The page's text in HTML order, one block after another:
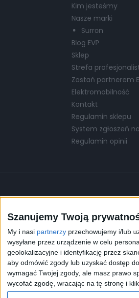
Szanujemy Twoją
My i nasi partnerzy przechowujemy i/lub
wysyłane przez urządzenie w celu
geolokalizacyjne i identyfikację przez
aby odmówić zgody lub uzyskać dostęp
wymagać Twojej zgody, ale masz prawo
wycofać zgodę, wracając na tę stronę i
Kim jesteśmy
Nasze marki
Surron
Blog EVP
Sklep
Strefa
Zostań partnerem
Elektromobilność
Kontakt
Regulamin sklepu
System zgłoszeń
Regulamin opinii
© 2026 EVP©